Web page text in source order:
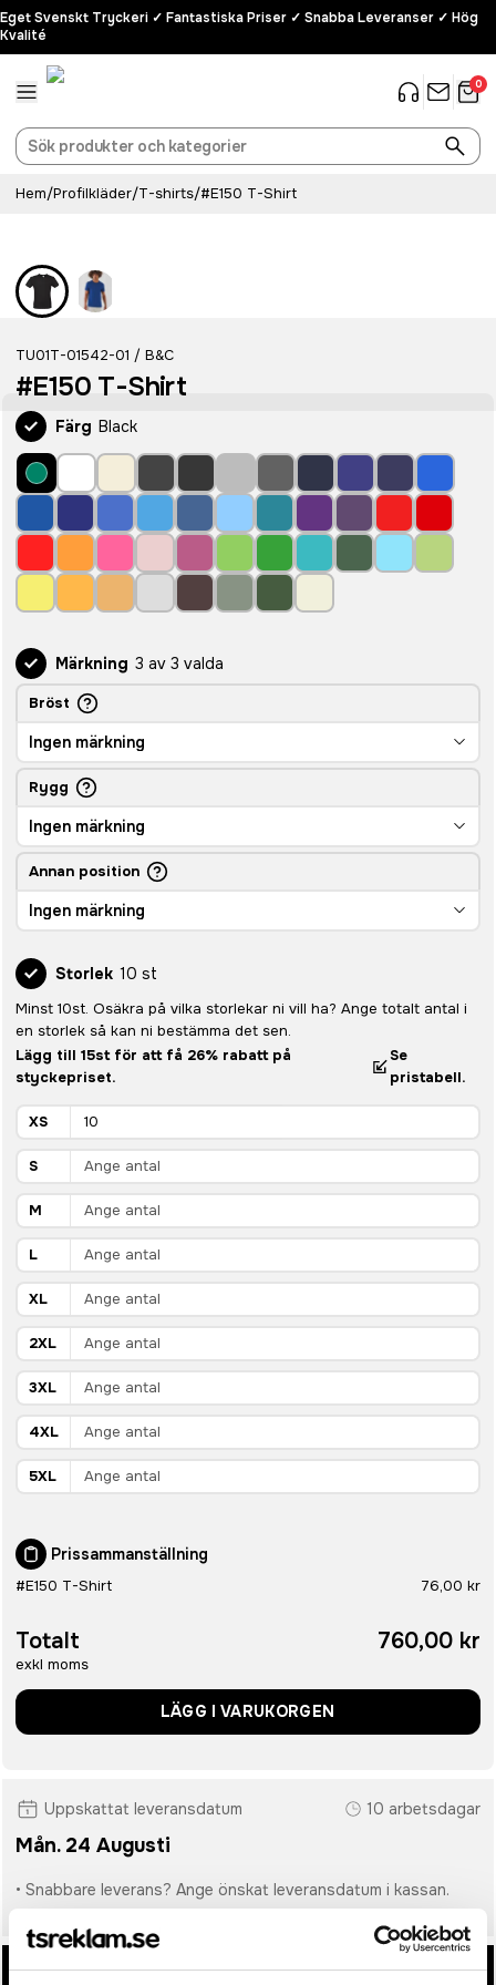
Eget Svenskt Tryckeri ✓ Fantastiska Priser ✓ Snabba Leveranser ✓ Hög
Kvalité
0
Hem/Profilkläder/T-shirts/#E150 T-Shirt
Populär
TU01T-01542-01 / B&C
#E150 T-Shirt
Färg Black
Märkning 3 av 3 valda
Bröst
Ingen märkning
Rygg
Ingen märkning
Annan position
Ingen märkning
Storlek 10 st
Minst 10st. Osäkra på vilka storlekar ni vill ha? Ange totalt antal i
en storlek så kan ni bestämma det sen.
Lägg till 15st för att få 26% rabatt på
styckepriset.
Se
pristabell.
XS
S
M
L
XL
2XL
3XL
4XL
5XL
Prissammanställning
#E150 T-Shirt 76,00 kr
Totalt
exkl moms
760,00 kr
LÄGG I VARUKORGEN
Uppskattat leveransdatum 10 arbetsdagar
Mån. 24 Augusti
• Snabbare leverans? Ange önskat leveransdatum i kassan.